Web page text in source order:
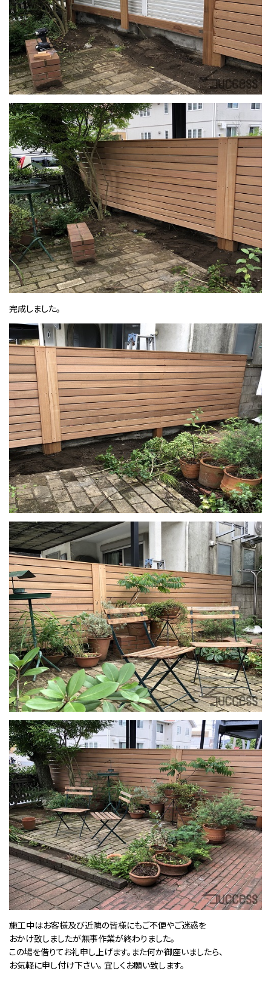
完成しました。
施工中はお客様及び近隣の皆様にもご不便やご迷惑を
おかけ致しましたが無事作業が終わりました。
この場を借りてお礼申し上げます。また何か御座いましたら、
お気軽に申し付け下さい。 宜しくお願い致します。